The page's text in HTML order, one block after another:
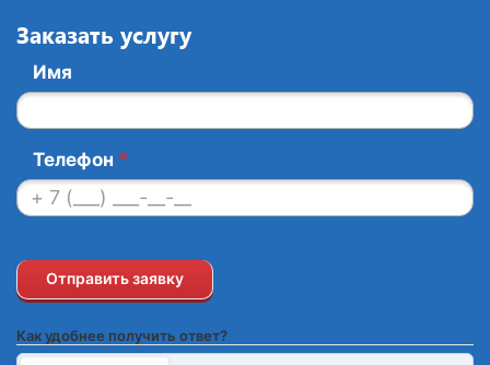
Заказать услугу
Имя
Телефон *
Отправить заявку
Как удобнее получить ответ?